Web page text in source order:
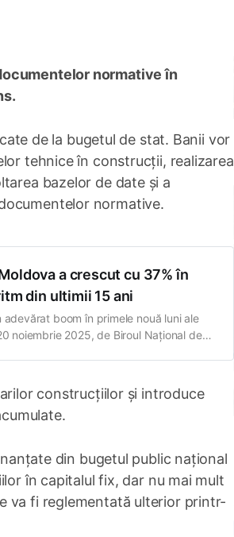
normative în
de la bugetul de stat. Banii vor
tehnice în construcții, realizarea
bazelor de date și a
normative.
a crescut cu 37% în
din ultimii 15 ani
boom în primele nouă luni ale
noiembrie 2025, de Biroul Național de
construcțiilor și introduce
din bugetul public național
în capitalul fix, dar nu mai mult
va fi reglementată ulterior printr-